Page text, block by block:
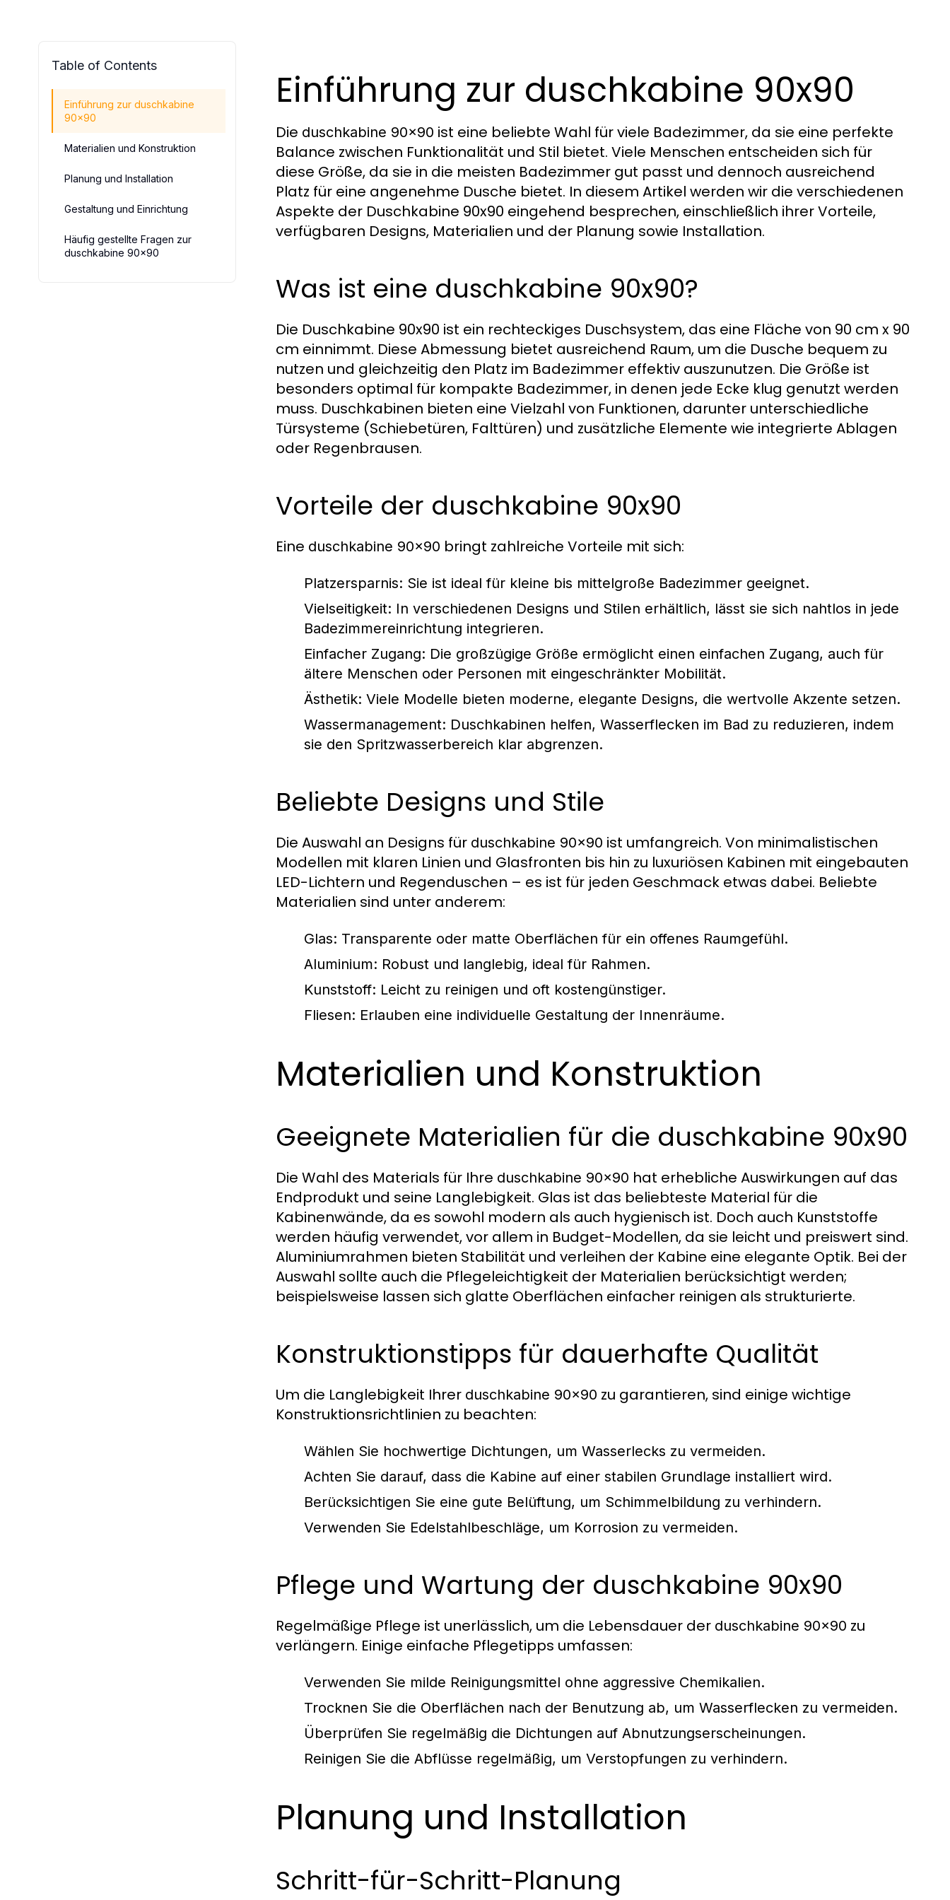
Table of Contents
Einführung zur duschkabine
90x90
Materialien und Konstruktion
Planung und Installation
Gestaltung und Einrichtung
Häufig gestellte Fragen zur
duschkabine 90x90
Einführung zur duschkabine 90x90
Die duschkabine 90x90 ist eine beliebte Wahl für viele Badezimmer, da sie eine perfekte
Balance zwischen Funktionalität und Stil bietet. Viele Menschen entscheiden sich für
diese Größe, da sie in die meisten Badezimmer gut passt und dennoch ausreichend
Platz für eine angenehme Dusche bietet. In diesem Artikel werden wir die verschiedenen
Aspekte der Duschkabine 90x90 eingehend besprechen, einschließlich ihrer Vorteile,
verfügbaren Designs, Materialien und der Planung sowie Installation.
Was ist eine duschkabine 90x90?
Die Duschkabine 90x90 ist ein rechteckiges Duschsystem, das eine Fläche von 90 cm x 90
cm einnimmt. Diese Abmessung bietet ausreichend Raum, um die Dusche bequem zu
nutzen und gleichzeitig den Platz im Badezimmer effektiv auszunutzen. Die Größe ist
besonders optimal für kompakte Badezimmer, in denen jede Ecke klug genutzt werden
muss. Duschkabinen bieten eine Vielzahl von Funktionen, darunter unterschiedliche
Türsysteme (Schiebetüren, Falttüren) und zusätzliche Elemente wie integrierte Ablagen
oder Regenbrausen.
Vorteile der duschkabine 90x90
Eine duschkabine 90x90 bringt zahlreiche Vorteile mit sich:
Platzersparnis: Sie ist ideal für kleine bis mittelgroße Badezimmer geeignet.
Vielseitigkeit: In verschiedenen Designs und Stilen erhältlich, lässt sie sich nahtlos in jede
Badezimmereinrichtung integrieren.
Einfacher Zugang: Die großzügige Größe ermöglicht einen einfachen Zugang, auch für
ältere Menschen oder Personen mit eingeschränkter Mobilität.
Ästhetik: Viele Modelle bieten moderne, elegante Designs, die wertvolle Akzente setzen.
Wassermanagement: Duschkabinen helfen, Wasserflecken im Bad zu reduzieren, indem
sie den Spritzwasserbereich klar abgrenzen.
Beliebte Designs und Stile
Die Auswahl an Designs für duschkabine 90x90 ist umfangreich. Von minimalistischen
Modellen mit klaren Linien und Glasfronten bis hin zu luxuriösen Kabinen mit eingebauten
LED-Lichtern und Regenduschen – es ist für jeden Geschmack etwas dabei. Beliebte
Materialien sind unter anderem:
Glas: Transparente oder matte Oberflächen für ein offenes Raumgefühl.
Aluminium: Robust und langlebig, ideal für Rahmen.
Kunststoff: Leicht zu reinigen und oft kostengünstiger.
Fliesen: Erlauben eine individuelle Gestaltung der Innenräume.
Materialien und Konstruktion
Geeignete Materialien für die duschkabine 90x90
Die Wahl des Materials für Ihre duschkabine 90x90 hat erhebliche Auswirkungen auf das
Endprodukt und seine Langlebigkeit. Glas ist das beliebteste Material für die
Kabinenwände, da es sowohl modern als auch hygienisch ist. Doch auch Kunststoffe
werden häufig verwendet, vor allem in Budget-Modellen, da sie leicht und preiswert sind.
Aluminiumrahmen bieten Stabilität und verleihen der Kabine eine elegante Optik. Bei der
Auswahl sollte auch die Pflegeleichtigkeit der Materialien berücksichtigt werden;
beispielsweise lassen sich glatte Oberflächen einfacher reinigen als strukturierte.
Konstruktionstipps für dauerhafte Qualität
Um die Langlebigkeit Ihrer duschkabine 90x90 zu garantieren, sind einige wichtige
Konstruktionsrichtlinien zu beachten:
Wählen Sie hochwertige Dichtungen, um Wasserlecks zu vermeiden.
Achten Sie darauf, dass die Kabine auf einer stabilen Grundlage installiert wird.
Berücksichtigen Sie eine gute Belüftung, um Schimmelbildung zu verhindern.
Verwenden Sie Edelstahlbeschläge, um Korrosion zu vermeiden.
Pflege und Wartung der duschkabine 90x90
Regelmäßige Pflege ist unerlässlich, um die Lebensdauer der duschkabine 90x90 zu
verlängern. Einige einfache Pflegetipps umfassen:
Verwenden Sie milde Reinigungsmittel ohne aggressive Chemikalien.
Trocknen Sie die Oberflächen nach der Benutzung ab, um Wasserflecken zu vermeiden.
Überprüfen Sie regelmäßig die Dichtungen auf Abnutzungserscheinungen.
Reinigen Sie die Abflüsse regelmäßig, um Verstopfungen zu verhindern.
Planung und Installation
Schritt-für-Schritt-Planung